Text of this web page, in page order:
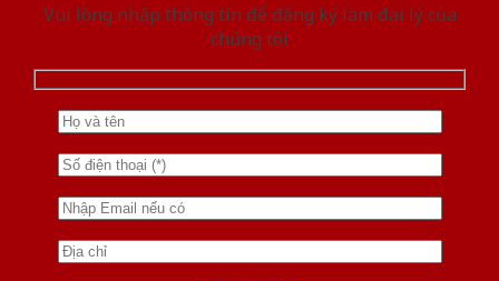
Vui lòng nhập thông tin để đăng ký làm đại lý của
chúng tôi